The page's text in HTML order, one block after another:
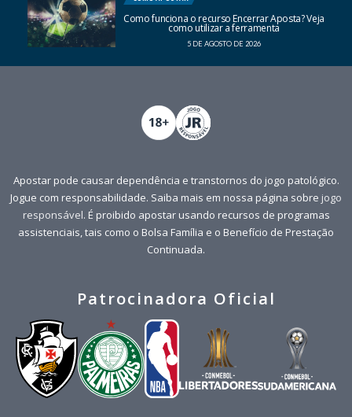
Como funciona o recurso Encerrar Aposta? Veja
como utilizar a ferramenta
5 DE AGOSTO DE 2026
Apostar pode causar dependência e transtornos do jogo patológico.
Jogue com responsabilidade. Saiba mais em nossa página sobre jogo
responsável. É proibido apostar usando recursos de programas
assistenciais, tais como o Bolsa Família e o Benefício de Prestação
Continuada.
Patrocinadora Oficial